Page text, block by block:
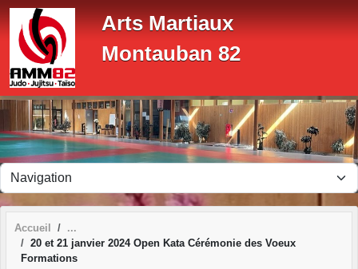
Arts Martiaux
Montauban 82
Accueil
20 et 21 janvier 2024 Open Kata Cérémonie des Voeux
Formations
Panneau de gestion des cookies